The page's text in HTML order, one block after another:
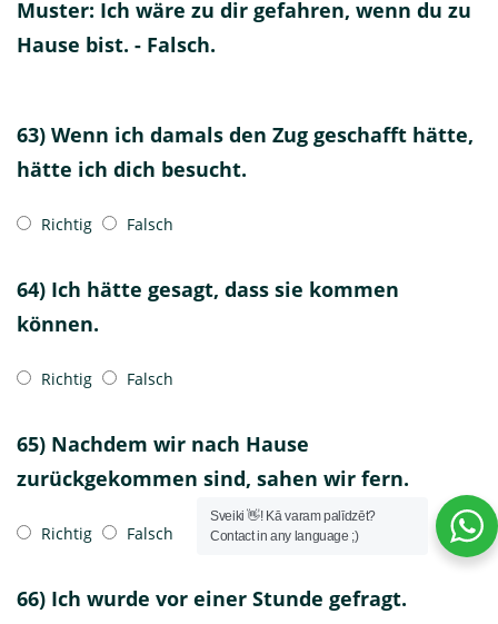
Muster: Ich wäre zu dir gefahren, wenn du zu
Hause bist. - Falsch.
63) Wenn ich damals den Zug geschafft hätte,
hätte ich dich besucht.
Richtig Falsch
64) Ich hätte gesagt, dass sie kommen
können.
Richtig Falsch
65) Nachdem wir nach Hause
zurückgekommen sind, sahen wir fern.
Richtig Falsch
66) Ich wurde vor einer Stunde gefragt.
Sveiki 👋! Kā varam palīdzēt?
Contact in any language ;)